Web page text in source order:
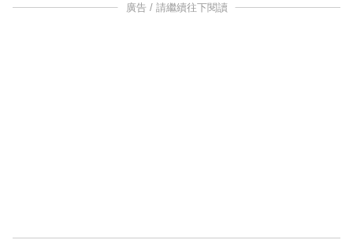
廣告 / 請繼續往下閱讀